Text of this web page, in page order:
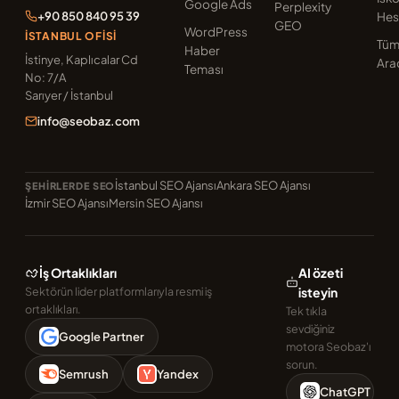
+90 850 840 95 39
İSTANBUL OFISI
İstinye, Kaplıcalar Cd
No: 7/A
Sarıyer / İstanbul
info@seobaz.com
Google Ads
WordPress
Haber
Teması
Perplexity
GEO
Tüm
ŞEHIRLERDE SEO İstanbul SEO AjansıAnkara SEO Ajansı
İzmir SEO AjansıMersin SEO Ajansı
İş Ortaklıkları
Sektörün lider platformlarıyla resmi iş
ortaklıkları.
Google Partner
Semrush Yandex
AI özeti
isteyin
Tek tıkla
sevdiğiniz
motora Seobaz'ı
sorun.
ChatGPT